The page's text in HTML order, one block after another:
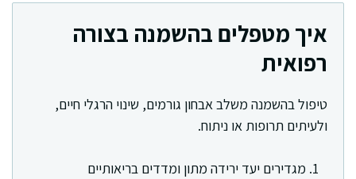
איך מטפלים בהשמנה בצורה
רפואית
טיפול בהשמנה משלב אבחון גורמים, שינוי הרגלי חיים,
ולעיתים תרופות או ניתוח.
מגדירים יעד ירידה מתון ומדדים בריאותיים